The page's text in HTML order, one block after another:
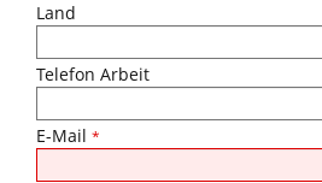
Land
Telefon Arbeit
E-Mail *